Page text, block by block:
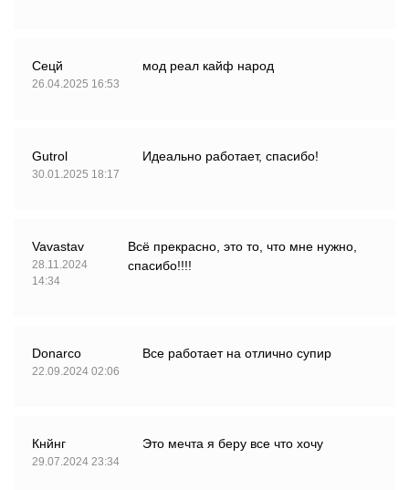
Сецй
26.04.2025 16:53
мод реал кайф народ
Gutrol
30.01.2025 18:17
Идеально работает, спасибо!
Vavastav
28.11.2024
14:34
Всё прекрасно, это то, что мне нужно,
спасибо!!!!
Donarco
22.09.2024 02:06
Все работает на отлично супир
Кнйнг
29.07.2024 23:34
Это мечта я беру все что хочу